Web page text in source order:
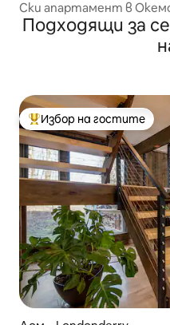
Ски апартамент в
пистите. Модерен и
Подходящи за
Най-популярен избор на
Избор на гостите